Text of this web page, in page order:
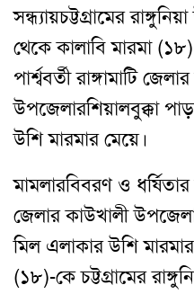
সন্ধ্যায়চট্টগ্রামের
থেকে কালাবি মারমা
পার্শ্ববর্তী রাঙ্গামাটি
উপজেলারশিয়ালবুক্কা
উশি মারমার মেয়ে।
মামলারবিবরণ ও
জেলার কাউখালী
মিল এলাকার উশি
(১৮)-কে চট্টগ্রামের